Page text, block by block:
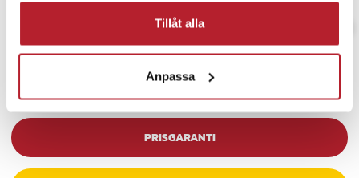
Tillåt alla
Anpassa
PRISGARANTI